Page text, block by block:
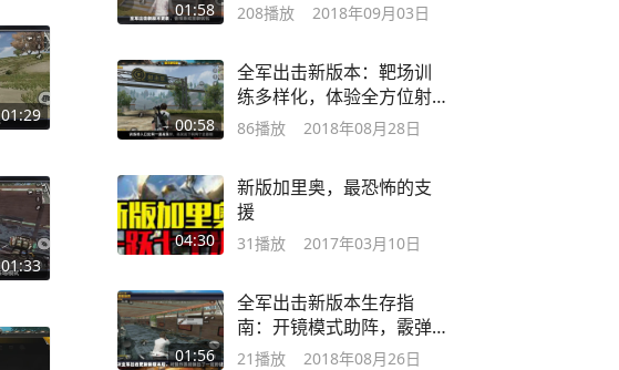
01:29
01:33
01:58 208播放 2018年09月03日
00:58
全军出击新版本：靶场训
练多样化，体验全方位射
击
86播放 2018年08月28日
04:30
新版加里奥，最恐怖的支
援
31播放 2017年03月10日
01:56
全军出击新版本生存指
南：开镜模式助阵，霰弹
枪需要注意什么？
21播放 2018年08月26日